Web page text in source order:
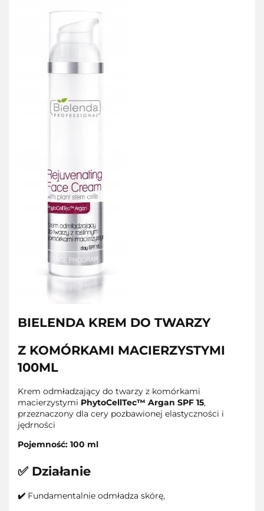
BIELENDA KREM DO TWARZY
Z KOMÓRKAMI MACIERZYSTYMI
100ML
Krem odmładzający do twarzy z komórkami
macierzystymi PhytoCellTec™ Argan SPF 15,
przeznaczony dla cery pozbawionej elastyczności i
jędrności
Pojemność: 100 ml
✅ Działanie
✔️ Fundamentalnie odmładza skórę,